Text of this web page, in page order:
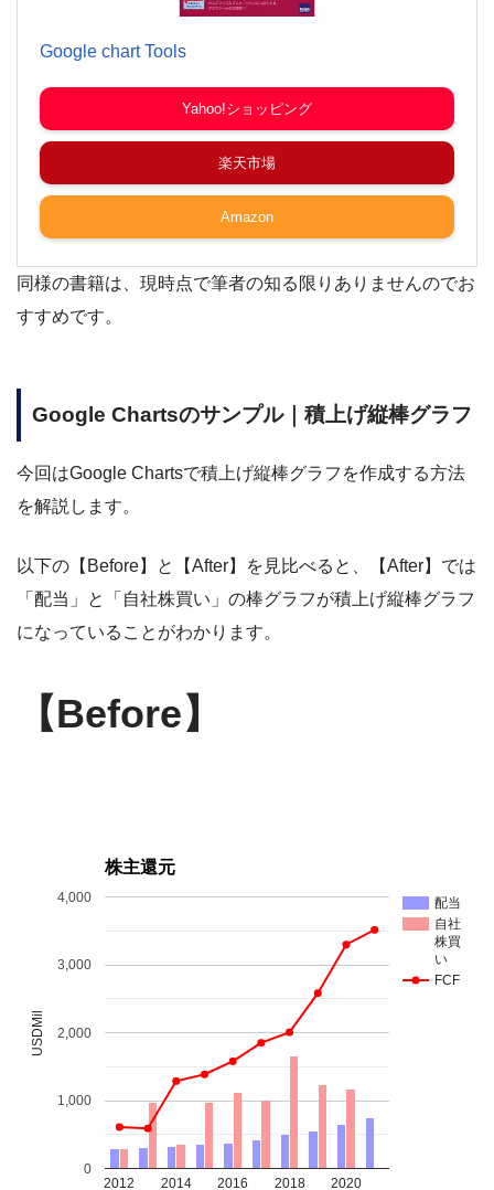
Google chart Tools
Yahoo!ショッピング
楽天市場
Amazon
同様の書籍は、現時点で筆者の知る限りありませんのでお
すすめです。
Google Chartsのサンプル｜積上げ縦棒グラフ
今回はGoogle Chartsで積上げ縦棒グラフを作成する方法
を解説します。
以下の【Before】と【After】を見比べると、【After】では
「配当」と「自社株買い」の棒グラフが積上げ縦棒グラフ
になっていることがわかります。
【Before】
株主還元
配当
自社
株買
い
FCF
2012 2014 2016 2018 2020
0
1,000
2,000
3,000
4,000
USDMil